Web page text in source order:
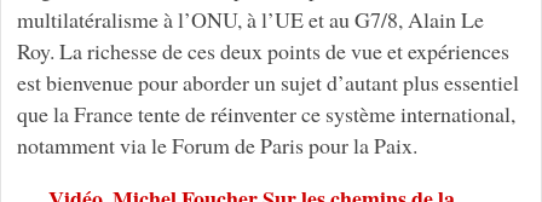
multilatéralisme à l’ONU, à l’UE et au G7/8, Alain Le
Roy. La richesse de ces deux points de vue et expériences
est bienvenue pour aborder un sujet d’autant plus essentiel
que la France tente de réinventer ce système international,
notamment via le Forum de Paris pour la Paix.